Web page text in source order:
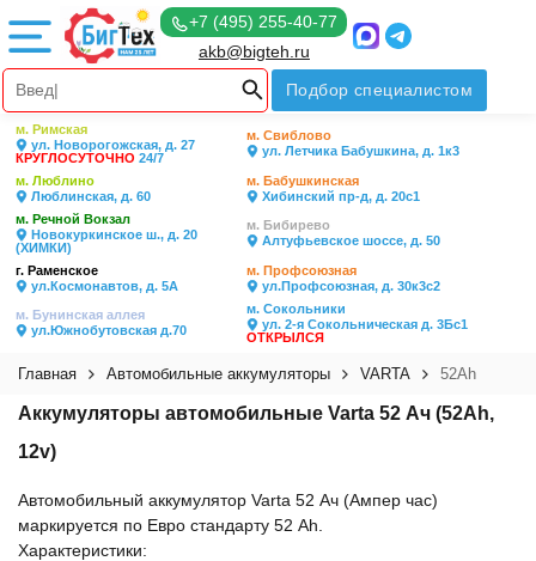
+7 (495) 255-40-77
akb@bigteh.ru
Подбор специалистом
м. Римская
ул. Новорогожская, д. 27
КРУГЛОСУТОЧНО 24/7
м. Свиблово
ул. Летчика Бабушкина, д. 1к3
м. Люблино
Люблинская, д. 60
м. Бабушкинская
Хибинский пр-д, д. 20с1
м. Речной Вокзал
Новокуркинское ш., д. 20
(ХИМКИ)
м. Бибирево
Алтуфьевское шоссе, д. 50
г. Раменское
ул.Космонавтов, д. 5А
м. Профсоюзная
ул.Профсоюзная, д. 30к3с2
м. Бунинская аллея
ул.Южнобутовская д.70
м. Сокольники
ул. 2-я Сокольническая д. 3Бс1
ОТКРЫЛСЯ
Главная Автомобильные аккумуляторы VARTA 52Ah
Аккумуляторы автомобильные Varta 52 Ач (52Ah,
12v)
Автомобильный аккумулятор Varta 52 Ач (Ампер час)
маркируется по Евро стандарту 52 Ah.
Характеристики: